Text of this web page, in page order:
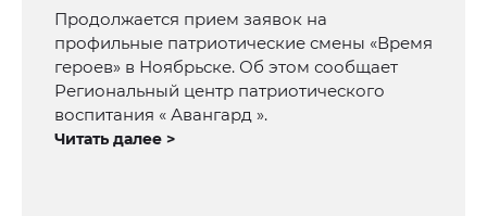
Продолжается прием заявок на
профильные патриотические смены «Время
героев» в Ноябрьске. Об этом сообщает
Региональный центр патриотического
воспитания « Авангард ».
Читать далее >